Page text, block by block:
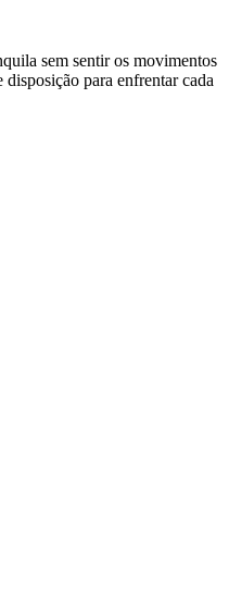
sem sentir os movimentos
para enfrentar cada